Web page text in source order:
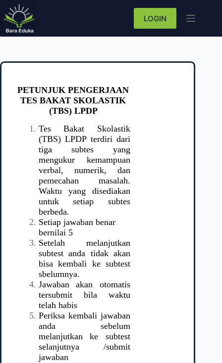
LOGIN
PETUNJUK PENGERJAAN
TESBAKAT SKOLASTIK
(TBS) LPDP
Tes Bakat Skolastik
(TBS) LPDP terdiri dari
tiga subtes yang
mengukur kemampuan
verbal, numerik, dan
pemecahan masalah.
Waktu yang disediakan
untuk setiap subtes
berbeda.
Setiap jawaban benar
bernilai 5
Setelah melanjutkan
subtest anda tidak akan
bisa kembali ke subtest
sbelumnya.
Jawaban akan otomatis
tersubmit bila waktu
telah habis
Periksa kembali jawaban
anda sebelum
melanjutkan ke subtest
selanjutnya /submit
jawaban